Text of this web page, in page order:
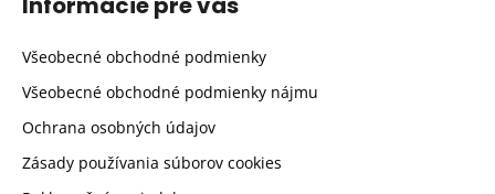
Všeobecné obchodné podmienky
Všeobecné obchodné podmienky nájmu
Ochrana osobných údajov
Zásady používania súborov cookies